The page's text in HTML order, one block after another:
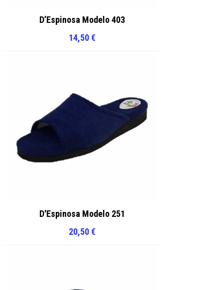
D’Espinosa Modelo 403
14,50€
D'Espinosa Modelo 251
20,50€